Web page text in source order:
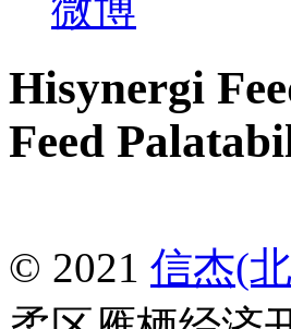
Hisynergi
Feed
© 2021 信杰(